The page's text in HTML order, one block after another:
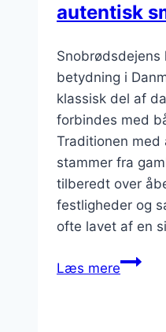
autentisk
Snobrødsdejens
betydning i
klassisk del af
forbindes med
Traditionen med
stammer fra
tilberedt over
festligheder og
ofte lavet af en
Læs mere